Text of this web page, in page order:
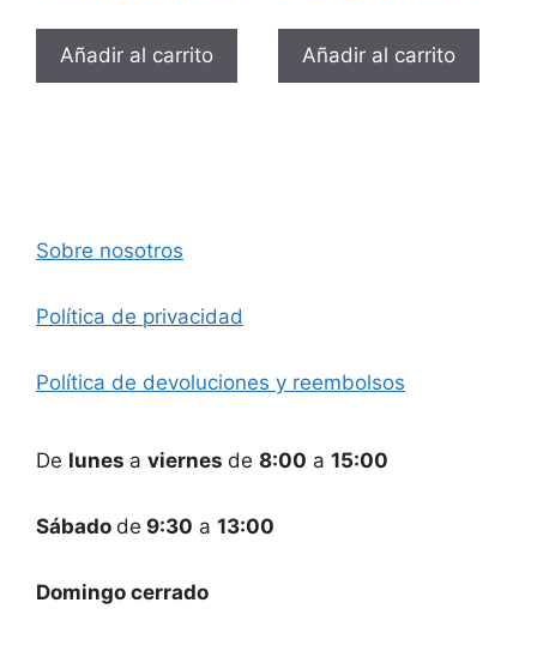
original
era:
12,70 €.
actual
es:
6,05 €.
Añadir al carrito
original
era:
12,70 €.
actual
es:
7,26 €.
Añadir al carrito
Sobre nosotros
Política de privacidad
Política de devoluciones y reembolsos
De lunes a viernes de 8:00 a 15:00
Sábado de 9:30 a 13:00
Domingo cerrado